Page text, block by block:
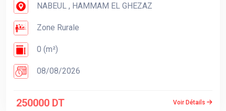
NABEUL , HAMMAM EL GHEZAZ
Zone Rurale
0 (m²)
08/08/2026
250000 DT Voir Détails